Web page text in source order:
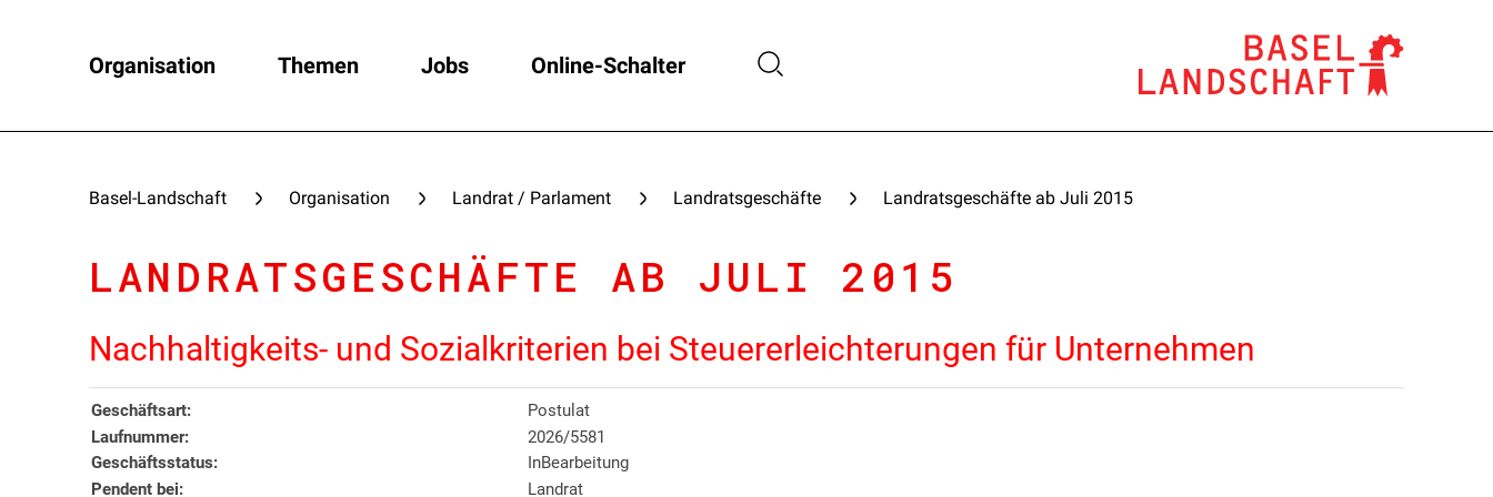
Organisation Themen Jobs Online-Schalter
Basel-Landschaft Organisation Landrat / Parlament Landratsgeschäfte Landratsgeschäfte ab Juli 2015
LANDRATSGESCHÄFTE AB JULI 2015